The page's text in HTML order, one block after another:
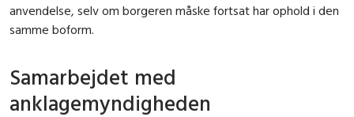
anvendelse, selv om borgeren måske fortsat har ophold i den
samme boform.
Samarbejdet med
anklagemyndigheden